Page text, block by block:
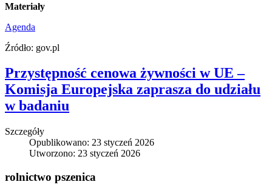
Materiały
Agenda
Źródło: gov.pl
Przystępność cenowa żywności w UE –
Komisja Europejska zaprasza do udziału
w badaniu
Szczegóły
Opublikowano: 23 styczeń 2026
Utworzono: 23 styczeń 2026
rolnictwo pszenica